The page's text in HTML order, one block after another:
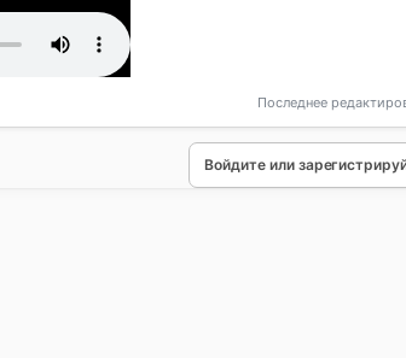
Последнее
Войдите или